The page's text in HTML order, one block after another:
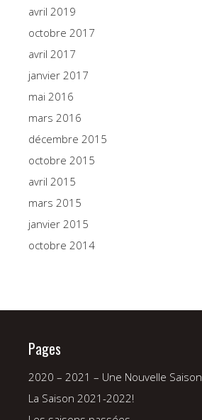
avril 2019
octobre 2017
avril 2017
janvier 2017
mai 2016
mars 2016
décembre 2015
octobre 2015
avril 2015
mars 2015
janvier 2015
octobre 2014
Pages
2020 – 2021 – Une Nouvelle Saison
La Saison 2021-2022!